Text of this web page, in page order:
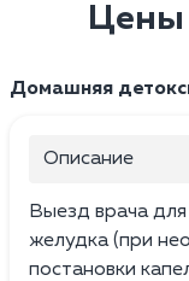
Цены
Домашняя
Описание
Выезд врача
желудка (при
постановки